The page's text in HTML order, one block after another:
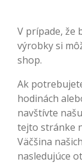
V prípade, že
výrobky si
shop.
Ak
hodinách
navštívte
tejto stránke
Väčšina
nasledujúce